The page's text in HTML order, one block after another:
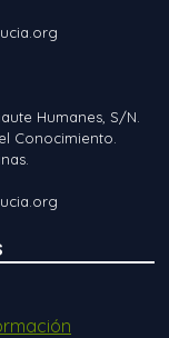
Humanes, S/N.
Conocimiento.